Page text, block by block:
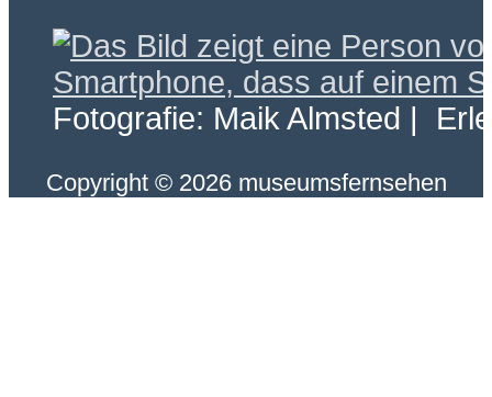
Fotografie: Maik Almsted |
Copyright © 2026 museumsfernsehen